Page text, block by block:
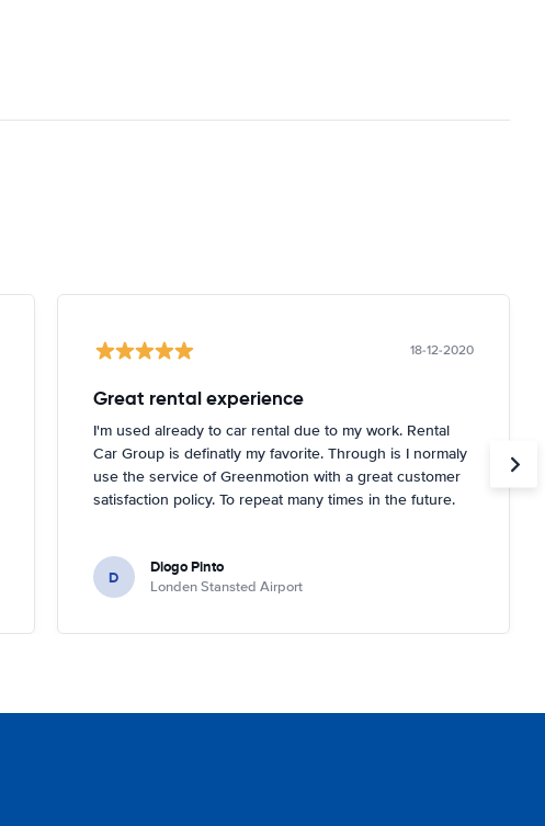
18-12-2020
Great rental experience
I'm used already to car rental due to my work. Rental
Car Group is definatly my favorite. Through is I normaly
use the service of Greenmotion with a great customer
satisfaction policy. To repeat many times in the future.
D Diogo Pinto
Londen Stansted Airport